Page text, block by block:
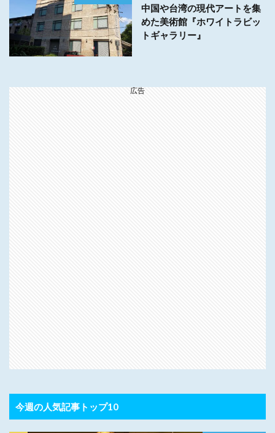
中国や台湾の現代アートを集
めた美術館『ホワイトラビッ
トギャラリー』
広告
今週の人気記事トップ10